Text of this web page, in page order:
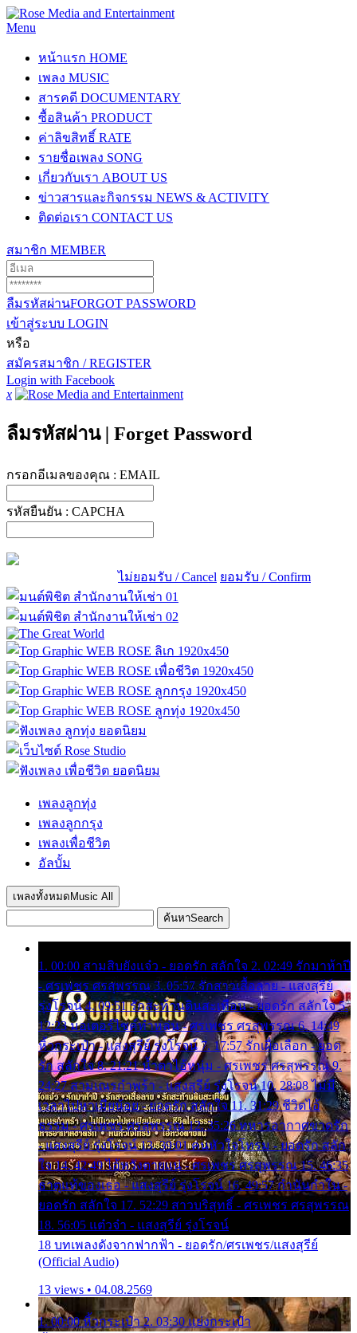
Menu
หน้าแรก HOME
เพลง MUSIC
สารคดี DOCUMENTARY
ซื้อสินค้า PRODUCT
ค่าลิขสิทธิ์ RATE
รายชื่อเพลง SONG
เกี่ยวกับเรา ABOUT US
ข่าวสารและกิจกรรม NEWS & ACTIVITY
ติดต่อเรา CONTACT US
สมาชิก MEMBER
ลืมรหัสผ่านFORGOT PASSWORD
เข้าสู่ระบบ LOGIN
หรือ
สมัครสมาชิก / REGISTER
Login with Facebook
x
ลืมรหัสผ่าน | Forget Password
กรอกอีเมลของคุณ : EMAIL
รหัสยืนยัน : CAPCHA
ไม่ยอมรับ / Cancel ยอมรับ / Confirm
เพลงลูกทุ่ง
เพลงลูกกรุง
เพลงเพื่อชีวิต
อัลบั้ม
เพลงทั้งหมด Music All
ค้นหาSearch
1. 00:00 สามสิบยังแจ๋ว - ยอดรัก สลักใจ 2. 02:49 รักมาห้าปี
- ศรเพชร ศรสุพรรณ 3. 05:57 รักสาวเสื้อลาย - แสงสุรีย์
รุ่งโรจน์ 4. 09:51 รักสะท้านดินสะเทือน - ยอดรัก สลักใจ 5.
12:23 มอเตอร์ไซค์ทำหล่น - ศรเพชร ศรสุพรรณ 6. 14:49
หิ้วกระเป๋า - แสงสุรีย์ รุ่งโรจน์ 7. 17:57 รักเผื่อเลือก - ยอด
รัก สลักใจ 8. 21:21 น้ำตาไอ้หนุ่ม - ศรเพชร ศรสุพรรณ 9.
24:27 สามเณรกำพร้า - แสงสุรีย์ รุ่งโรจน์ 10. 28:08 ไม่มี
เวลาไปหาเมียน้อย - ยอดรัก สลักใจ 11. 31:29 ชีวิตไอ้
ธรรม - ศรเพชร ศรสุพรรณ 12. 35:26 ทหารอากาศขาดรัก
- แสงสุรีย์ รุ่งโรจน์ 13. 39:01 คนหัวใจโทรม - ยอดรัก สลัก
ใจ 14. 42:49 ไอ้หวังตายแน่ - ศรเพชร ศรสุพรรณ 15. 46:35
ธาตุแท้ของเธอ - แสงสุรีย์ รุ่งโรจน์ 16. 49:57 กำนันกำใน -
ยอดรัก สลักใจ 17. 52:29 สาวบริสุทธิ์ - ศรเพชร ศรสุพรรณ
18. 56:05 แต๋วจ๋า - แสงสุรีย์ รุ่งโรจน์
18 บทเพลงดังจากฟากฟ้า - ยอดรัก/ศรเพชร/แสงสุรีย์
(Official Audio)
13 views • 04.08.2569
1. 00:00 หิ้วกระเป๋า 2. 03:30 แย่งกระเป๋า